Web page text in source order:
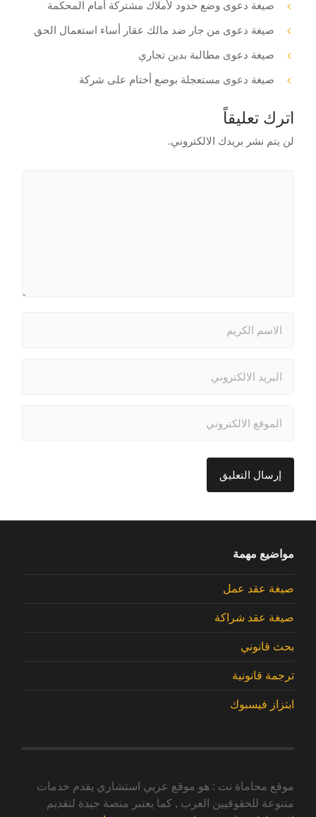
صيغة دعوى وضع حدود لأملاك مشتركة أمام المحكمة
صيغة دعوى من جار ضد مالك عقار أساء استعمال الحق
صيغة دعوى مطالبة بدين تجاري
صيغة دعوى مستعجلة بوضع أختام على شركة
اترك تعليقاً
لن يتم نشر بريدك الالكتروني.
مواضيع مهمة
صيغة عقد عمل
صيغة عقد شراكة
بحث قانوني
ترجمة قانونية
ابتزاز فيسبوك
موقع محاماة نت : هو موقع عربي استشاري يقدم خدمات
متنوعة للحقوقيين العرب , كما يعتبر منصة جيدة لتقديم